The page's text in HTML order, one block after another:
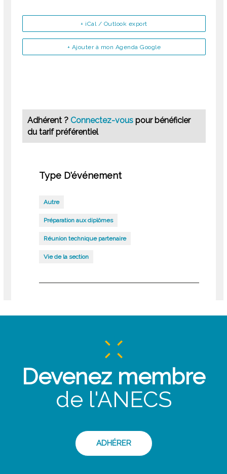
+ Ajouter à mon Agenda Google
+ iCal / Outlook export
Adhérent ?Connectez-vouspour bénéficier
du tarif préférentiel
Type D'événement
Autre
Préparation aux diplômes
Réunion technique partenaire
Vie de la section
Devenez membre
de l'ANECS
ADHÉRER